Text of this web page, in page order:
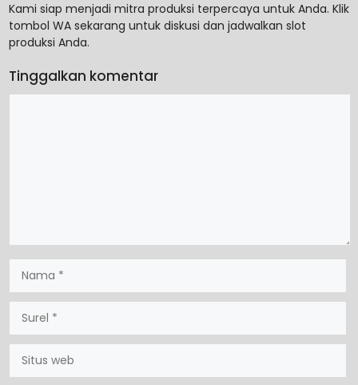
Kami siap menjadi mitra produksi terpercaya untuk Anda. Klik
tombol WA sekarang untuk diskusi dan jadwalkan slot
produksi Anda.
Tinggalkan komentar